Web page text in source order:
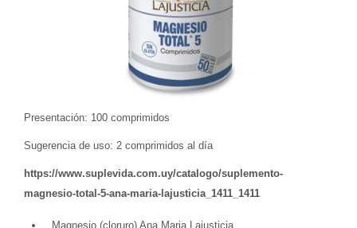
Presentación: 100 comprimidos
Sugerencia de uso: 2 comprimidos al día
https://www.suplevida.com.uy/catalogo/suplemento-
magnesio-total-5-ana-maria-lajusticia_1411_1411
Magnesio (cloruro) Ana Maria Lajusticia